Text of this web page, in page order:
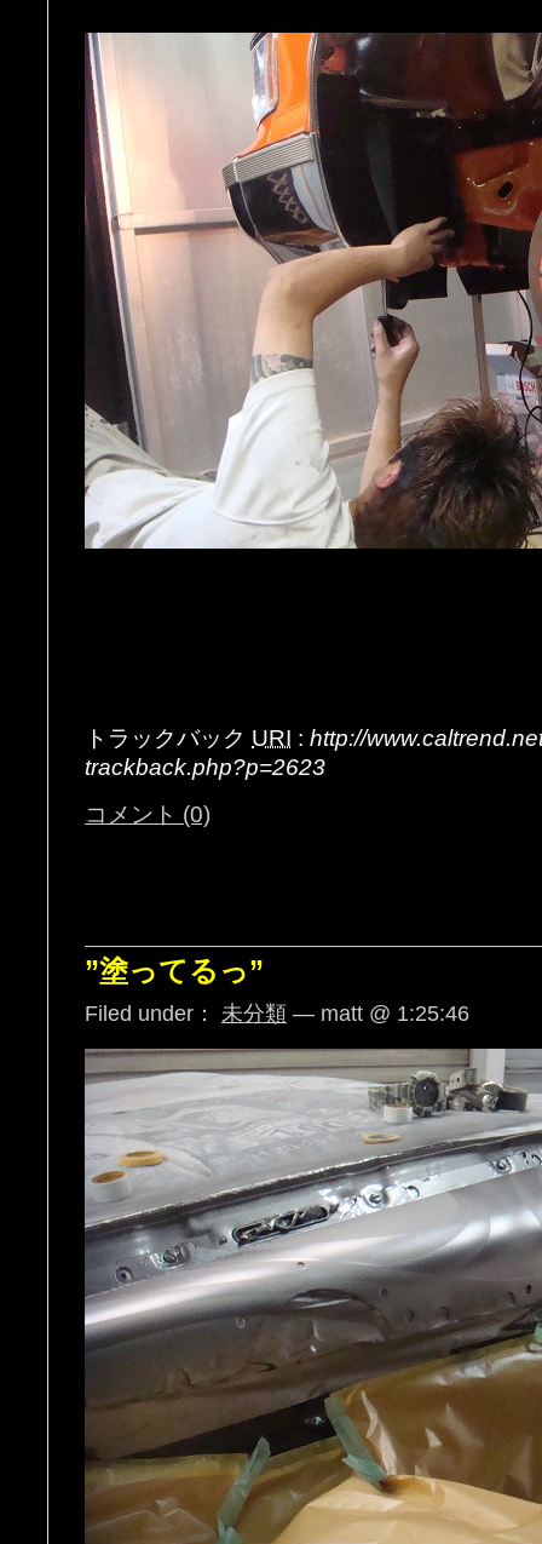
トラックバック URI : http://
trackback.php?p=2623
コメント (0)
”塗ってるっ”
Filed under： 未分類 — matt @ 1:25:46